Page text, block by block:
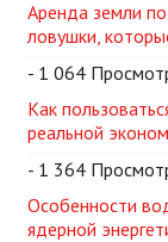
Аренда земли
ловушки,
- 1 064
Как
реальной
- 1 364
Особенности
ядерной